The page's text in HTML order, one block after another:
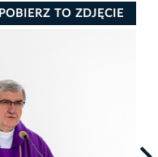
POBIERZ TO ZDJĘCIE